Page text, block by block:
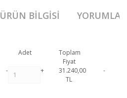
ÜRÜN BILGISI YORUMLAR
Adet
Toplam
Fiyat
- +
31.240,00
TL
-